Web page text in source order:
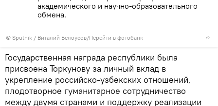
© Sputnik / Виталий Белоусов/Перейти в фотобанк
академического и научно-образовательного
обмена.
Государственная награда республики была
присвоена Торкунову за личный вклад в
укрепление российско-узбекских отношений,
плодотворное гуманитарное сотрудничество
между двумя странами и поддержку реализации